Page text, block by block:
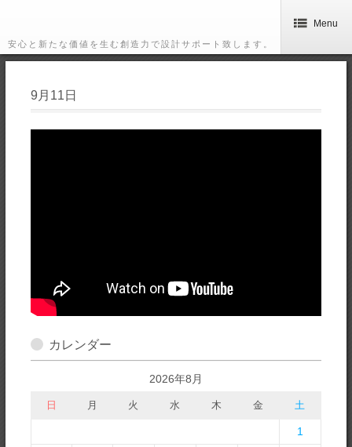
安心と新たな価値を生む創造力で設計サポート致します。
Menu
9月11日
カレンダー
2026年8月
日 月 火 水 木 金 土
1